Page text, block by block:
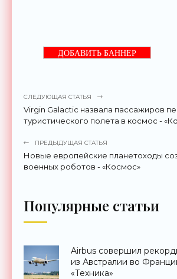
ДОБАВИТЬ БАННЕР
СЛЕДУЮЩАЯ СТАТЬЯ
Virgin Galactic назвала пассажиров
туристического полета в космос -
ПРЕДЫДУЩАЯ СТАТЬЯ
Новые европейские планетоходы
военных роботов - «Космос»
Популярные статьи
Airbus совершил
из Австралии во
«Техника»